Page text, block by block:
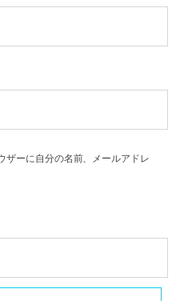
ザーに自分の名前、メールアドレ